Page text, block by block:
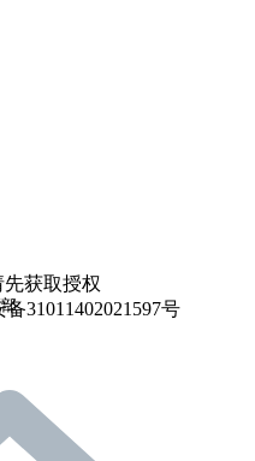
获取授权
备31011402021597号